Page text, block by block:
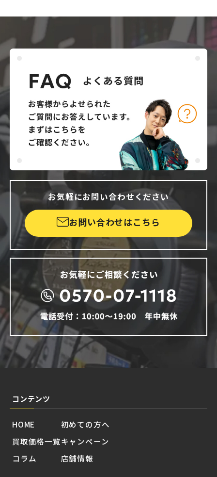
お気軽にお問い合わせください
お問い合わせはこちら
コンテンツ
HOME
買取価格一覧
コラム
初めての方へ
キャンペーン
店舗情報